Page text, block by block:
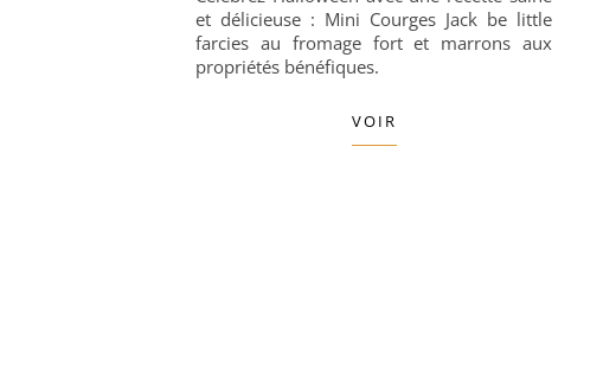
et délicieuse : Mini Courges Jack be little
farcies au fromage fort et marrons aux
propriétés bénéfiques.
VOIR